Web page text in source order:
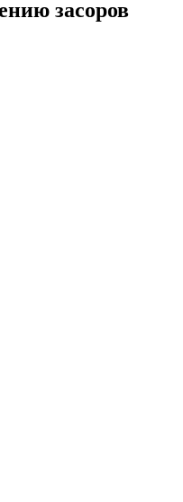
засоров